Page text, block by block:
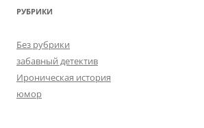
РУБРИКИ
Без рубрики
забавный детектив
Ироническая история
юмор